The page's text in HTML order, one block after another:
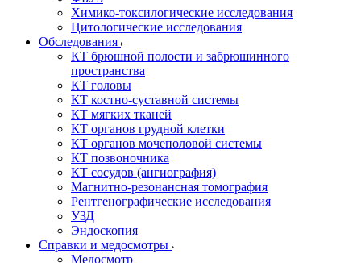
Химико-токсилогические исследования
Цитологические исследования
Обследования
КТ брюшной полости и забрюшинного
пространства
КТ головы
КТ костно-суставной системы
КТ мягких тканей
КТ органов грудной клетки
КТ органов мочеполовой системы
КТ позвоночника
КТ сосудов (ангиография)
Магнитно-резонансная томография
Рентгенографические исследования
УЗД
Эндоскопия
Справки и медосмотры
Медосмотр